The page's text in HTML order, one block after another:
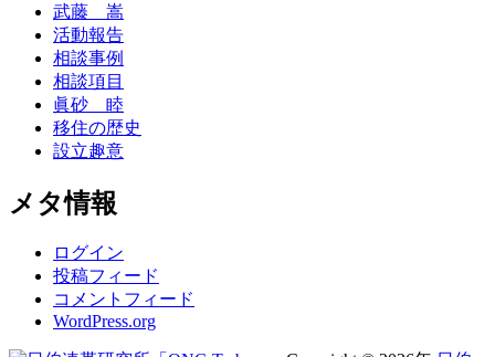
武藤 嵩
活動報告
相談事例
相談項目
眞砂 睦
移住の歴史
設立趣意
メタ情報
ログイン
投稿フィード
コメントフィード
WordPress.org